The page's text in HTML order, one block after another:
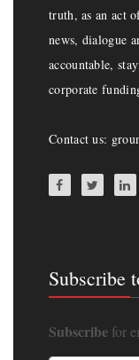
truth, as an act
news, dialogue
accountable,
corporate
Contact us:
Subscribe
Subscribe for